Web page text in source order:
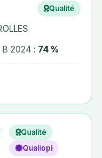
Qualité
2024 : 74 %
Qualité
Qualiopi